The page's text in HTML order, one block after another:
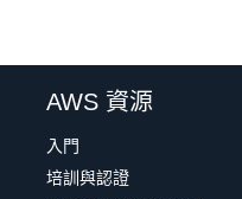
AWS 資源
入門
培訓與認證